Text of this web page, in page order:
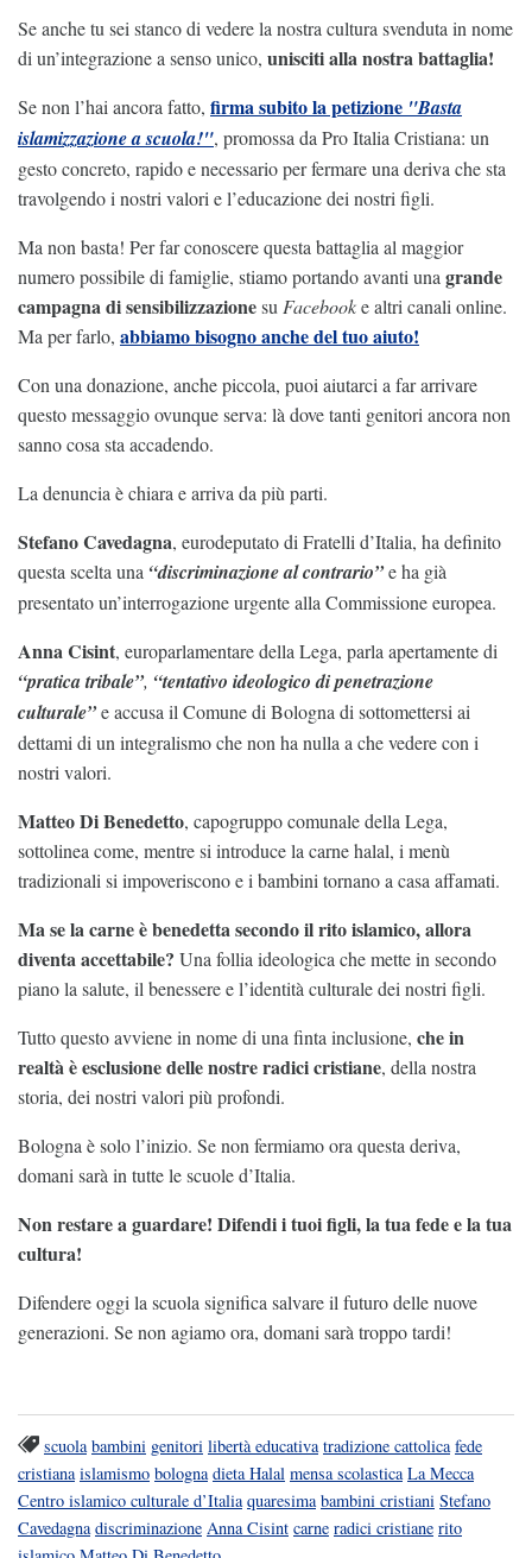
Se anche tu sei stanco di vedere la nostra cultura svenduta in nome
di un’integrazione a senso unico, unisciti alla nostra battaglia!
Se non l’hai ancora fatto, firma subito la petizione "Basta
islamizzazione a scuola!", promossa da Pro Italia Cristiana: un
gesto concreto, rapido e necessario per fermare una deriva che sta
travolgendo i nostri valori e l’educazione dei nostri figli.
Ma non basta! Per far conoscere questa battaglia al maggior
numero possibile di famiglie, stiamo portando avanti una grande
campagna di sensibilizzazionesu Facebooke altri canali online.
Ma per farlo, abbiamo bisogno anche del tuo aiuto!
Con una donazione, anche piccola, puoi aiutarci a far arrivare
questo messaggio ovunque serva: là dove tanti genitori ancora non
sanno cosa sta accadendo.
La denuncia è chiara e arriva da più parti.
Stefano Cavedagna, eurodeputato di Fratelli d’Italia, ha definito
questa scelta una “discriminazione al contrario”e ha già
presentato un’interrogazione urgente alla Commissione europea.
Anna Cisint, europarlamentare della Lega, parla apertamente di
“pratica tribale”, “tentativo ideologico di penetrazione
culturale”e accusa il Comune di Bologna di sottomettersi ai
dettami di un integralismo che non ha nulla a che vedere con i
nostri valori.
Matteo Di Benedetto, capogruppo comunale della Lega,
sottolinea come, mentre si introduce la carne halal, i menù
tradizionali si impoveriscono e i bambini tornano a casa affamati.
Ma se la carne è benedetta secondo il rito islamico, allora
diventa accettabile? Una follia ideologica che mette in secondo
piano la salute, il benessere e l’identità culturale dei nostri figli.
Tutto questo avviene in nome di una finta inclusione, che in
realtà è esclusione delle nostre radici cristiane, della nostra
storia, dei nostri valori più profondi.
Bologna è solo l’inizio. Se non fermiamo ora questa deriva,
domani sarà in tutte le scuole d’Italia.
Non restare a guardare! Difendi i tuoi figli, la tua fede e la tua
cultura!
Difendere oggi la scuola significa salvare il futuro delle nuove
generazioni. Se non agiamo ora, domani sarà troppo tardi!
scuola bambini genitori libertà educativa tradizione cattolica fede
cristiana islamismo bologna dieta Halal mensa scolastica La Mecca
Centro islamico culturale d’Italia quaresima bambini cristiani Stefano
Cavedagna discriminazione Anna Cisint carne radici cristiane rito